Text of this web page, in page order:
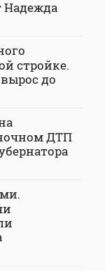
Надежда
стройке.
до
ДТП